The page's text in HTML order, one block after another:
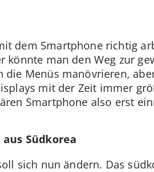
dem Smartphone richtig
könnte man den Weg zur
die Menüs manövrieren,
mit der Zeit immer
Smartphone also erst
Südkorea
sich nun ändern. Das